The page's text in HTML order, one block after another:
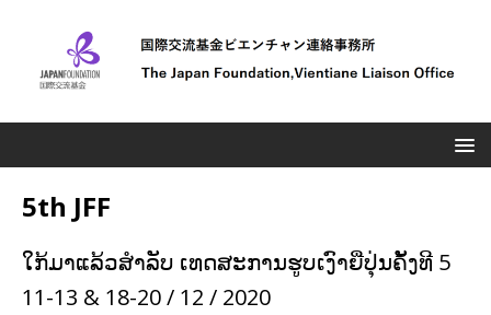
5th JFF
ໃກ້ມາແລ້ວສຳລັບ ເທດສະການຮູບເງົາຍີ່ປຸ່ນຄັ້ງທີ 5
11-13 & 18-20 / 12 / 2020